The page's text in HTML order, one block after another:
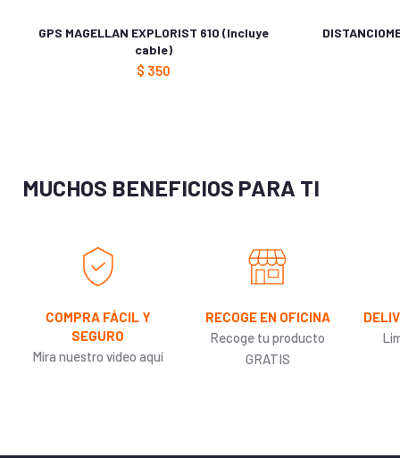
Brújula electrónica: No
Altímetro barométrico: No
GPS MAGELLAN EXPLORIST 610 (Incluye
cable)
$ 350
MUCHOS BENEFICIOS PARA TI
COMPRA FÁCIL Y
SEGURO
Mira nuestro video aquí
RECOGE EN OFICINA
Recoge tu producto
GRATIS